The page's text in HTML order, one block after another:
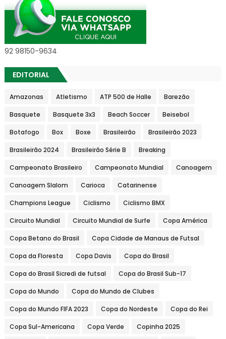
92 98150-9634
EDITORIAL
Amazonas Atletismo ATP 500 de Halle Barezão
Basquete Basquete 3x3 Beach Soccer Beisebol
Botafogo Box Boxe Brasileirão Brasileirão 2023
Brasileirão 2024 Brasileirão Série B Breaking
Campeonato Brasileiro Campeonato Mundial Canoagem
Canoagem Slalom Carioca Catarinense
Champions League Ciclismo Ciclismo BMX
Circuito Mundial Circuito Mundial de Surfe Copa América
Copa Betano do Brasil Copa Cidade de Manaus de Futsal
Copa da Floresta Copa Davis Copa do Brasil
Copa do Brasil Sicredi de futsal Copa do Brasil Sub-17
Copa do Mundo Copa do Mundo de Clubes
Copa do Mundo FIFA 2023 Copa do Nordeste Copa do Rei
Copa Sul-Americana Copa Verde Copinha 2025